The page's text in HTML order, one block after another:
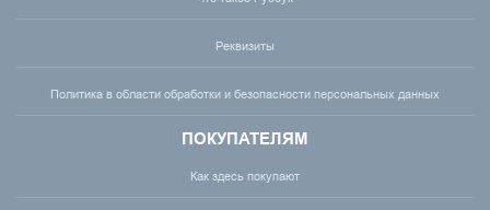
Реквизиты
Политика в области обработки и безопасности персональных данных
ПОКУПАТЕЛЯМ
Как здесь покупают